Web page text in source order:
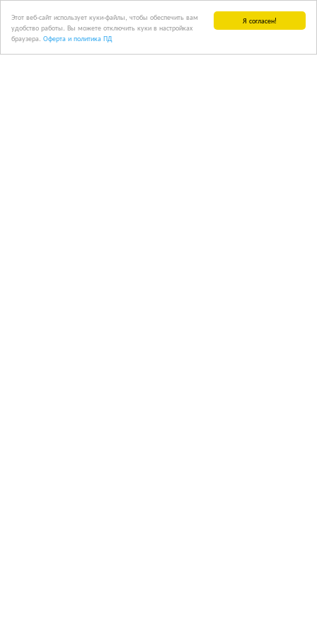
Я согласен!
Этот веб-сайт использует куки-файлы, чтобы обеспечить вам
удобство работы. Вы можете отключить куки в настройках
браузера. Оферта и политика ПД